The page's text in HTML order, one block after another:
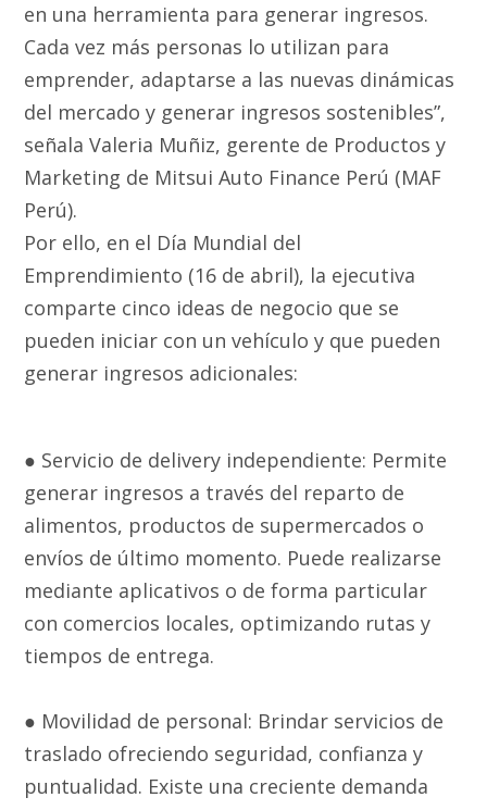
en una herramienta para generar ingresos.
Cada vez más personas lo utilizan para
emprender, adaptarse a las nuevas dinámicas
del mercado y generar ingresos sostenibles”,
señala Valeria Muñiz, gerente de Productos y
Marketing de Mitsui Auto Finance Perú (MAF
Perú).
Por ello, en el Día Mundial del
Emprendimiento (16 de abril), la ejecutiva
comparte cinco ideas de negocio que se
pueden iniciar con un vehículo y que pueden
generar ingresos adicionales:
● Servicio de delivery independiente: Permite
generar ingresos a través del reparto de
alimentos, productos de supermercados o
envíos de último momento. Puede realizarse
mediante aplicativos o de forma particular
con comercios locales, optimizando rutas y
tiempos de entrega.
● Movilidad de personal: Brindar servicios de
traslado ofreciendo seguridad, confianza y
puntualidad. Existe una creciente demanda